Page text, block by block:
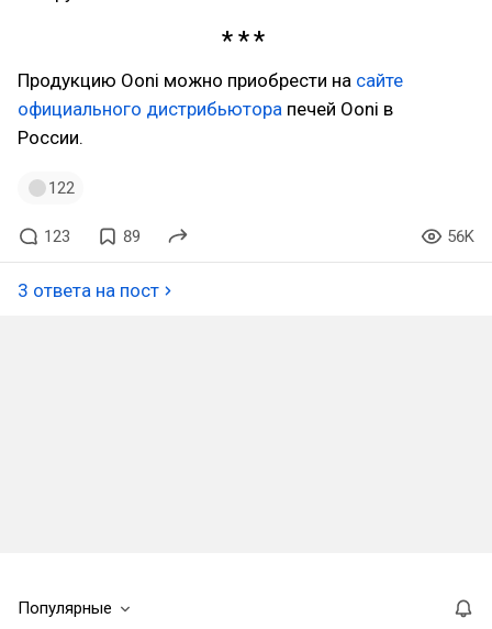
Продукцию Ooni можно приобрести на сайте
официального дистрибьютора печей Ooni в
России.
122
123 89 56K
3 ответа на пост
Популярные